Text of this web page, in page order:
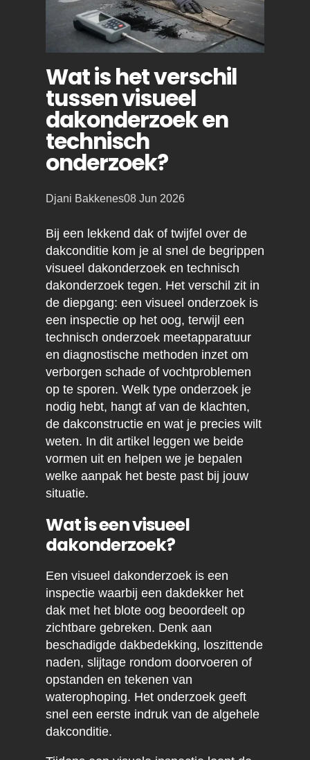
Wat is het verschil
tussen visueel
dakonderzoek en
technisch
onderzoek?
Posted
Djani Bakkenes08 Jun 2026
Bij een lekkend dak of twijfel over de
dakconditie kom je al snel de begrippen
visueel dakonderzoek en technisch
dakonderzoek tegen. Het verschil zit in
de diepgang: een visueel onderzoek is
een inspectie op het oog, terwijl een
technisch onderzoek meetapparatuur
en diagnostische methoden inzet om
verborgen schade of vochtproblemen
op te sporen. Welk type onderzoek je
nodig hebt, hangt af van de klachten,
de dakconstructie en wat je precies wilt
weten. In dit artikel leggen we beide
vormen uit en helpen we je bepalen
welke aanpak het beste past bij jouw
situatie.
Wat is een visueel
dakonderzoek?
Een visueel dakonderzoek is een
inspectie waarbij een dakdekker het
dak met het blote oog beoordeelt op
zichtbare gebreken. Denk aan
beschadigde dakbedekking, loszittende
naden, slijtage rondom doorvoeren of
opstanden en tekenen van
waterophoping. Het onderzoek geeft
snel een eerste indruk van de algehele
dakconditie.